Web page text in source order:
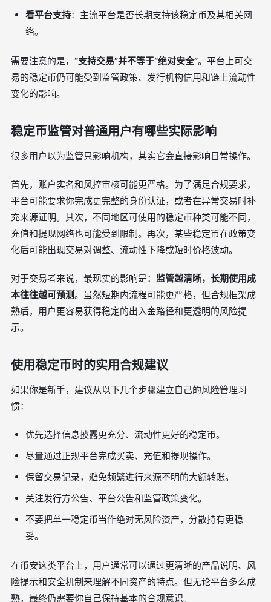
看平台支持：主流平台是否长期支持该稳定币及其相关网
络。
需要注意的是， “支持交易”并不等于“绝对安全”。平台上可交
易的稳定币仍可能受到监管政策、发行机构信用和链上流动性
变化的影响。
稳定币监管对普通用户有哪些实际影响
很多用户以为监管只影响机构，其实它会直接影响日常操作。
首先，账户实名和风控审核可能更严格。为了满足合规要求，
平台可能要求你完成更完整的身份认证，或者在异常交易时补
充来源证明。其次，不同地区可使用的稳定币种类可能不同，
充值和提现网络也可能受到限制。再次，某些稳定币在政策变
化后可能出现交易对调整、流动性下降或短时价格波动。
对于交易者来说，最现实的影响是： 监管越清晰，长期使用成
本往往越可预测。虽然短期内流程可能更严格，但合规框架成
熟后，用户更容易获得稳定的出入金路径和更透明的风险提
示。
使用稳定币时的实用合规建议
如果你是新手，建议从以下几个步骤建立自己的风险管理习
惯：
优先选择信息披露更充分、流动性更好的稳定币。
尽量通过正规平台完成买卖、充值和提现操作。
保留交易记录，避免频繁进行来源不明的大额转账。
关注发行方公告、平台公告和监管政策变化。
不要把单一稳定币当作绝对无风险资产，分散持有更稳
妥。
在币安这类平台上，用户通常可以通过更清晰的产品说明、风
险提示和安全机制来理解不同资产的特点。但无论平台多么成
熟，最终仍需要你自己保持基本的合规意识。